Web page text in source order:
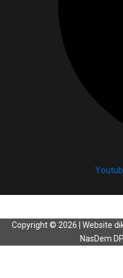
Copyright © 2026 | Website
NasDem